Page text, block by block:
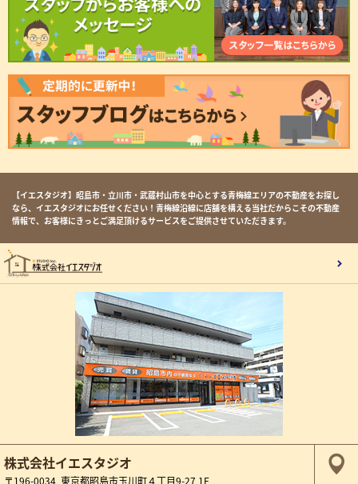
【イエスタジオ】昭島市・立川市・武蔵村山市を中心とする青梅線エリアの不動産をお探し
なら、イエスタジオにお任せください！青梅線沿線に店舗を構える当社だからこその不動産
情報で、お客様にきっとご満足頂けるサービスをご提供させていただきます。
株式会社イエスタジオ
〒196-0034 東京都昭島市玉川町４丁目9-27 1F